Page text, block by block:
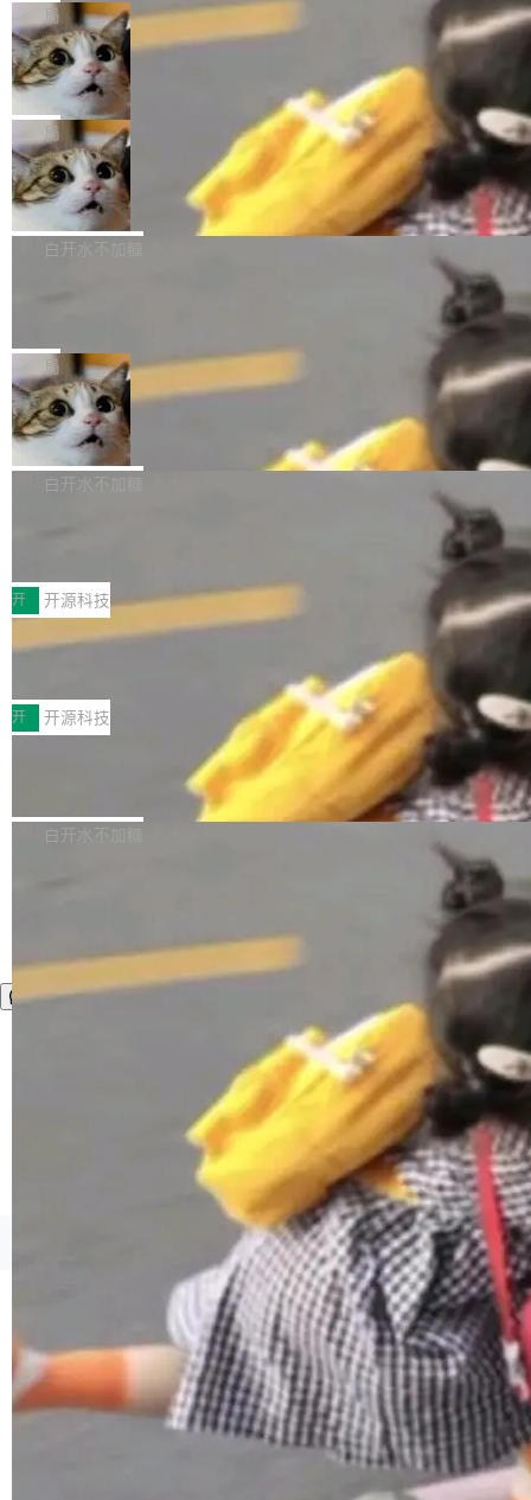
Harness 负责把能力落到真实环境中——调用工
具、读写文件、管理上下文、处理错误、完成闭
环。崔添翼招人的标...
理解、推理、生成与编辑，还仅以 8B-MoT 的轻
量大小，将能力推进到4K、更精细的真实质感、
更复杂的视觉控制和可持续迭代编辑。 相比 U
1，U1.5-Lite-Preview 在以下方向上带来了显著
提升： 原生支持4K图像生成； 更精细的局部纹
理、细节与真实世界质感； 更准确的中英文文字
生成与复杂版式组织； 更稳定的图...
nap。这次是 hwctl——一个用来检查 Ubuntu
硬件认证状态的命令行工具。 Canonical 工程师
Alan Griffiths 在邮件列表中说得很直白：「hwc
tl 是一个 Ubuntu 专有的包，它和它的依赖项都
是 Ubuntu 专有的，不会用在其他发行版上。」
所以 deb 版本的受众实际上为零。既然只有 Ub
untu 用户在用，那用 snap 打包就没什么可纠结
的。 从 deb 到 snap 的迁移路径 hwctl 是 rust-
hwlib 硬件 API 库的一部分，命令行工具负责查
局
Dario Amodei 担心新人来 Anthropic
只为金钱，不为使命
顶级 AI 研究员在两家公司之间来回跳，中间只
隔了几天。 Lilian Weng 上周刚宣布因健康原因
离开 Thinking Machines Lab，说自己作为联合
创始人的角色「太累了」。几天后，The Inform
ation 就曝出她将重回 OpenAI，负责递归自我
改进方向的研究。她是 Thinking Machines 过
一在人才争夺战中失血的公司。六月，Google
连失两员大将：Noam Shazeer 去了 Op...
局
FFmpeg 9.0 发布
FFmpeg 9.0 现已发布，包含多项改进。官方更
新日志列出的 9.0 版本主要更新内容如下： 扩
er HE-AAC 960 解码 (DAB+) transpose_cuda
filter 添加 AMF Frame Rate Converter (vf_frc
_amf) filter SMPTE 2094-50 元数据支持和直
通 ProRes RAW VideoToolbox 硬件加速器 AP
V ...
白开水不加糖
Code 在 X 上发帖：「DeepSeek Flash did 8T
tokens on August 1st. 5T of free usage + 3T
on OpenCode Go.」79.8 万次浏览，连带着 #
DeepSeek一天消耗了8万亿# 上了微博热搜——
注意这是 OpenCode 一家的消耗。 OpenCode
不完。」5T 来自免费额度，3T 来自 Go...
局
NetBSD 11.0 正式发布
NetBSD 11.0 现已正式发布，这是 NetBSD 操
作系统的第十八个主要版本。 自 NetBSD 10.1
ve JH71XX 的设备，例如 VisionFive 2、PINE
64 STAR64，以及 QEMU。 增强了对 POSIX.1
-2024 和 C23 编程接口标准的兼容性。 compat
_linux(8) 增强了对 Linux 系统调用的支持，包
括 epoll（围绕 kqueue 实现）、POSIX 消息队
列、...
白开水不加糖
案
享会在上海举办。鸿蒙生态的全场景智慧营销平
台鲸鸿动能协同华为游戏中心，面向游戏行业开
发者及生态伙伴，系统呈现了平台在游戏领域的
完整能力版图——从IAP高价值用户的全周期经
营、到IAA游戏的“买变一体”正循环、再到联运与
广告协同的全链路经营闭环，以及面向全球市场
的出海增长布局。 华为终端云业务商业化销售负
责人在开场致辞中表示，游戏开发者的核心诉求
已不再是“多一个投放渠道”，而是一套能够持续
开 开源科技
技嘉X3D系列再添新成员 B850 AORU
面向AMD Ryzen X3D处理器玩家，技嘉X3D系
列主板阵容迎来新成员——B850 AORUS ELITE
X3D。作为面向主流高性能平台打造的全新主板
产品，B850 AORUS ELITE X3D延续技嘉在X3
D平台优化上的技术积累，旨在为游戏玩家带来
更稳定、更高效的装机选择。 B850 AORUS ELI
式2.0，可根据不同使用场景释放处理器潜力，
帮助玩家在游戏与高负载应用中获得更充分的性
能表现。 在核心规格方面，B850 AO...
开 开源科技
Zadig v5.0 发布：AI 发布专员与 AI 审
我们团队这几天最大的卡点不是 AI 写得不够
好，是 AI 写得太好了。 好到审查排期从两天的
过 1528 名开发者，85% 说 AI 把瓶颈从写代码
转移到了审代码。 写代码有人替你干了。但审代
码、把关发版这两道关，还得靠人肉扛。 V5.0
白开水不加糖
©OSCHINA(OSChina.NET) 京ICP备2025119063号